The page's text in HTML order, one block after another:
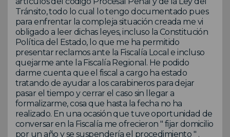
Tránsito, todo lo cual lo tengo documentado pues
para enfrentar la compleja situación creada me vi
obligado a leer dichas leyes, incluso la Constitución
Política del Estado, lo que me ha permitido
presentar reclamos ante la Fiscalía Local e incluso
quejarme ante la Fiscalía Regional. He podido
darme cuenta que el fiscal a cargo ha estado
tratando de ayudar a los carabineros para dejar
pasar el tiempo y cerrar el caso sin llegar a
formalizarme, cosa que hasta la fecha no ha
realizado. En una ocasión que tuve oportunidad de
conversar en la Fiscalía me ofrecieron " fijar domicilio
por un año y se suspendería el procedimiento " .